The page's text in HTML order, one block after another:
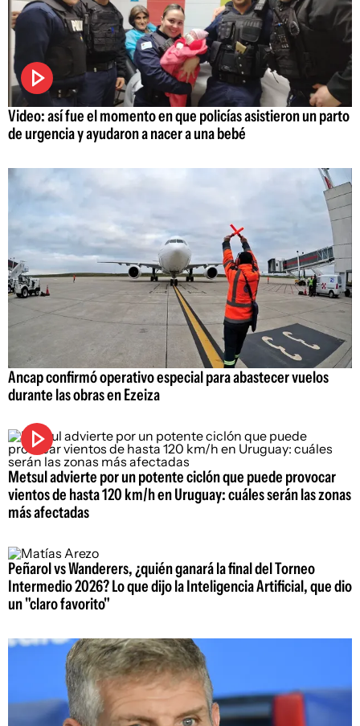
Video: así fue el momento en que policías asistieron un parto
de urgencia y ayudaron a nacer a una bebé
Ancap confirmó operativo especial para abastecer vuelos
durante las obras en Ezeiza
Metsul advierte por un potente ciclón que puede provocar
vientos de hasta 120 km/h en Uruguay: cuáles serán las zonas
más afectadas
Peñarol vs Wanderers, ¿quién ganará la final del Torneo
Intermedio 2026? Lo que dijo la Inteligencia Artificial, que dio
un "claro favorito"